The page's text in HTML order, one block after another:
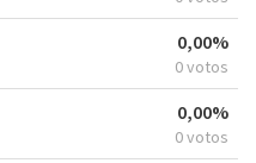
0,00%
0 votos
0,00%
0 votos